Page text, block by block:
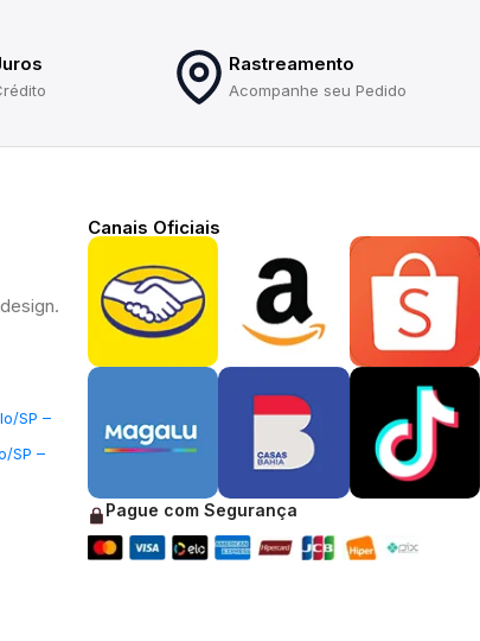
Rastreamento
Acompanhe seu Pedido
SP –
SP –
Canais Oficiais
Pague com Segurança